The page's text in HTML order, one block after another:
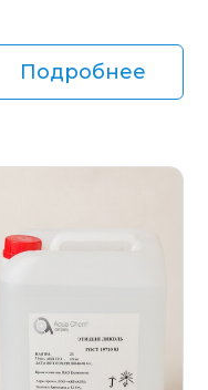
Подробнее